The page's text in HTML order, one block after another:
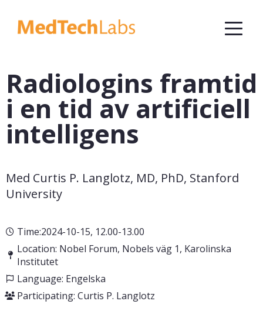
Radiologins framtid
i en tid av artificiell
intelligens
Med Curtis P. Langlotz, MD, PhD, Stanford
University
Time:2024-10-15, 12.00-13.00
Location: Nobel Forum, Nobels väg 1, Karolinska
Institutet
Language: Engelska
Participating: Curtis P. Langlotz